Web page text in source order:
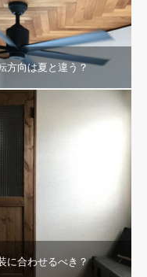
方向は夏と違う？
に合わせるべき？